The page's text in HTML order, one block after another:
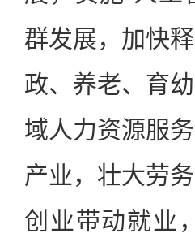
群发展，加快
政、养老、育
域人力资源服
产业，壮大劳
创业带动就业